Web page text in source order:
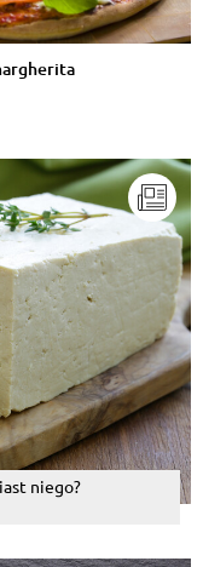
niego?